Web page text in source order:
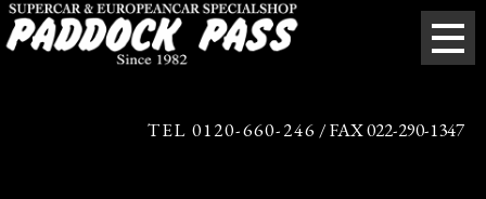
TEL 0120-660-246 / FAX 022-290-1347